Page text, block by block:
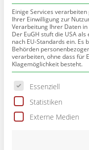
BLOG
Hier einige
beim Schreiben und
bei Veröffentlichungen
Therapeutisches
langjährigen Schülers.
WEITERLESEN..
Einige Services
Ihrer Einwilligung zur
Verarbeitung Ihrer Daten in
Der EuGH stuft die USA
nach EU-Standards ein. Es
Behörden
verarbeiten, ohne dass für
Klagemöglichkeit besteht.
Es folgt eine Liste
Essenziell
Statistiken
Externe Medien